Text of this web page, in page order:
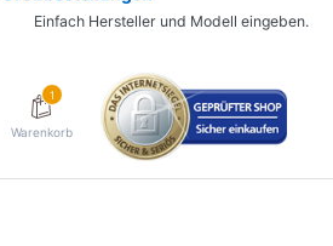
Einfach Hersteller und Modell eingeben.
1
Warenkorb